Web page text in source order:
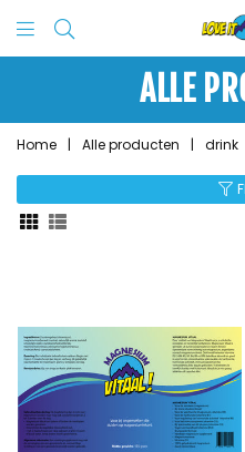
Love
Trail
It
ALLE
Home | Alle producten | drink